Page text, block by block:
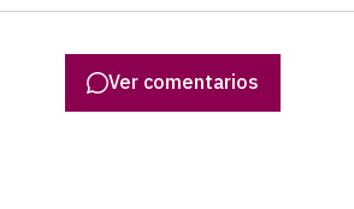
Ver comentarios